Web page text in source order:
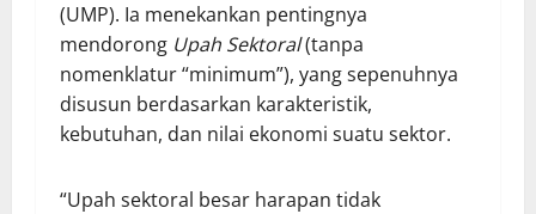
(UMP). Ia menekankan pentingnya
mendorong Upah Sektoral(tanpa
nomenklatur “minimum”), yang sepenuhnya
disusun berdasarkan karakteristik,
kebutuhan, dan nilai ekonomi suatu sektor.
“Upah sektoral besar harapan tidak